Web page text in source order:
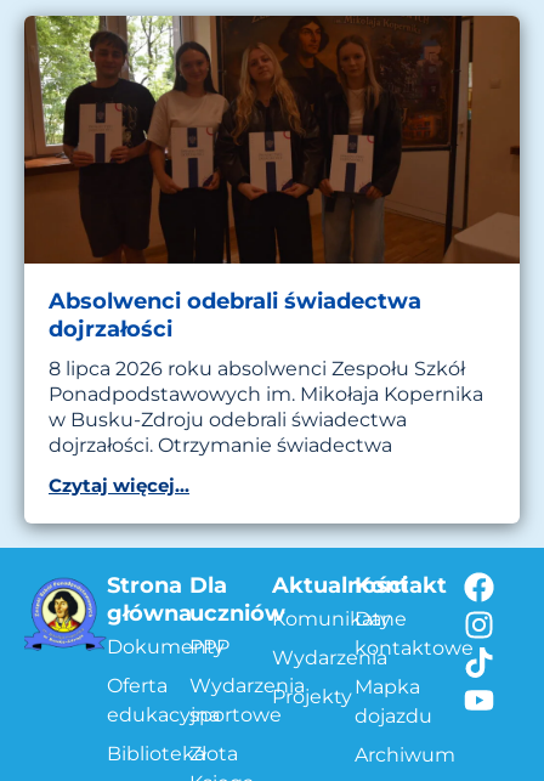
Absolwenci odebrali świadectwa
dojrzałości
8 lipca 2026 roku absolwenci Zespołu Szkół
Ponadpodstawowych im. Mikołaja Kopernika
w Busku-Zdroju odebrali świadectwa
dojrzałości. Otrzymanie świadectwa
Czytaj więcej...
Strona
główna
Dokumenty
Oferta
edukacyjna
Biblioteka
Dla
uczniów
PPP
Wydarzenia
sportowe
Złota
Aktualności
Komunikaty
Wydarzenia
Projekty
Kontakt
Dane
kontaktowe
Mapka
dojazdu
Archiwum